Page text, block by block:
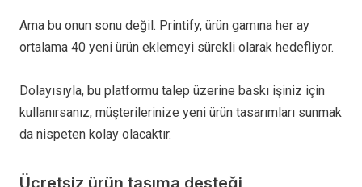
Ama bu onun sonu değil. Printify, ürün gamına her ay
ortalama 40 yeni ürün eklemeyi sürekli olarak hedefliyor.
Dolayısıyla, bu platformu talep üzerine baskı işiniz için
kullanırsanız, müşterilerinize yeni ürün tasarımları sunmak
da nispeten kolay olacaktır.